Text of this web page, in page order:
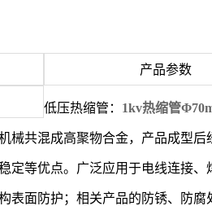
产品参数
低压热缩管： 1kv热缩管
械共混成高聚物合金，产品成型
定等优点。广泛应用于电线连接
表面防护；相关产品的防锈、防腐